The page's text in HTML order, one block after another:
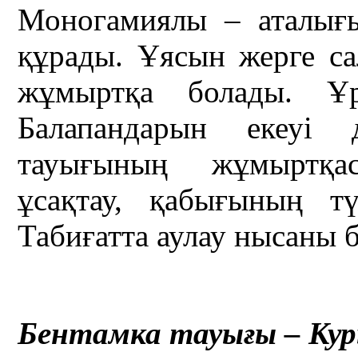
Моногамиялы –
құрады. Ұясын жерге
жұмыртқа болады.
Балапандарын
тауығының
ұсақтау, қабығының
Табиғатта аулау
Бентамка тауығы –